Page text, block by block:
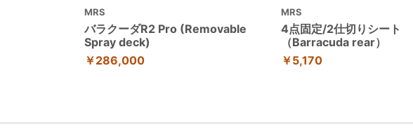
MRS
バラクーダR2 Pro (Removable
Spray deck)
￥286,000
MRS
4点固定/2仕切りシート
（Barracuda rear）
￥5,170